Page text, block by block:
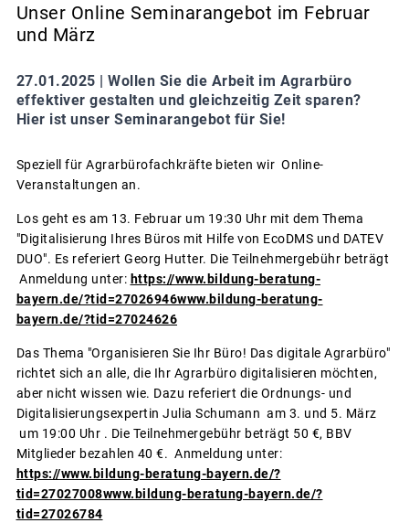
Unser Online Seminarangebot im Februar
und März
27.01.2025 | Wollen Sie die Arbeit im Agrarbüro
effektiver gestalten und gleichzeitig Zeit sparen?
Hier ist unser Seminarangebot für Sie!
Speziell für Agrarbürofachkräfte bieten wir Online-
Veranstaltungen an.
Los geht es am 13. Februar um 19:30 Uhr mit dem Thema
"Digitalisierung Ihres Büros mit Hilfe von EcoDMS und DATEV
DUO". Es referiert Georg Hutter. Die Teilnehmergebühr beträgt
Anmeldung unter: https://www.bildung-beratung-
bayern.de/?tid=27026946www.bildung-beratung-
bayern.de/?tid=27024626
Das Thema "Organisieren Sie Ihr Büro! Das digitale Agrarbüro"
richtet sich an alle, die Ihr Agrarbüro digitalisieren möchten,
aber nicht wissen wie. Dazu referiert die Ordnungs- und
Digitalisierungsexpertin Julia Schumann am 3. und 5. März
um 19:00 Uhr . Die Teilnehmergebühr beträgt 50 €, BBV
Mitglieder bezahlen 40 €. Anmeldung unter:
https://www.bildung-beratung-bayern.de/?
tid=27027008www.bildung-beratung-bayern.de/?
tid=27026784